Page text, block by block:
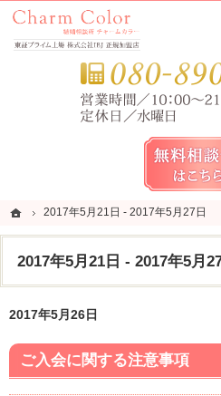
ホーム
2017年5月21日 - 2017年5月27日
2017年5月21日 - 2017年5月
錦糸町・亀戸・平井の結婚相談所なら当相談所へ
錦糸町・亀戸・平井の結婚相談所なら短期成婚
2017年5月26日
ご入会に関する注意事項
ホーム
2017年5月21日 - 2017年5月27日